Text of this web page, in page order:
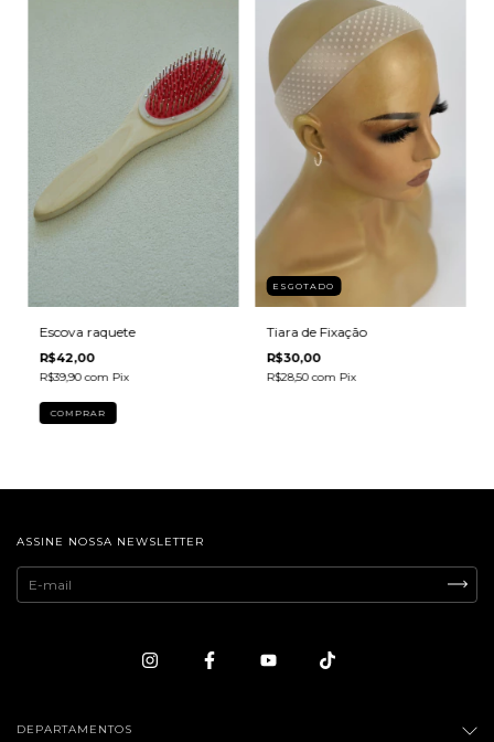
Escova raquete
R$42,00
R$39,90com Pix
ESGOTADO
Tiara de Fixação
R$30,00
R$28,50com Pix
ASSINE NOSSA NEWSLETTER
DEPARTAMENTOS